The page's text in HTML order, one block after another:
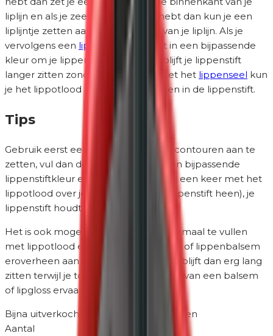
liplijn en als je zeer smalle lippen hebt dan kun je een
liplijntje zetten aan de buitenkant van je liplijn. Als je
vervolgens een lippenstift
gebruikt in een bijpassende
kleur om je lippen te kleuren dan blijft je lippenstift
langer zitten zonder uit te lopen. Met het lippenseel kun
je het lippotlood mooi laten vervagen in de lippenstift.
Tips
Gebruik eerst een lippotlood om de contouren aan te
zetten, vul dan de contouren met een bijpassende
lippenstiftkleur en ga vervolgens nog een keer met het
lippotlood over je lippen (over alle lippenstift heen), je
lippenstift houdt dan 8 tot 10 uur!
Het is ook mogelijk om de lippen helemaal te vullen
met lippotlood en daarna een lipgloss of lippenbalsem
eroverheen aan te brengen. De kleur blijft dan erg lang
zitten terwijl je toch het zachte gevoel van een balsem
of lipgloss ervaart.
Bijna uitverkocht — nog 5
2-5 werkdagen
Aantal